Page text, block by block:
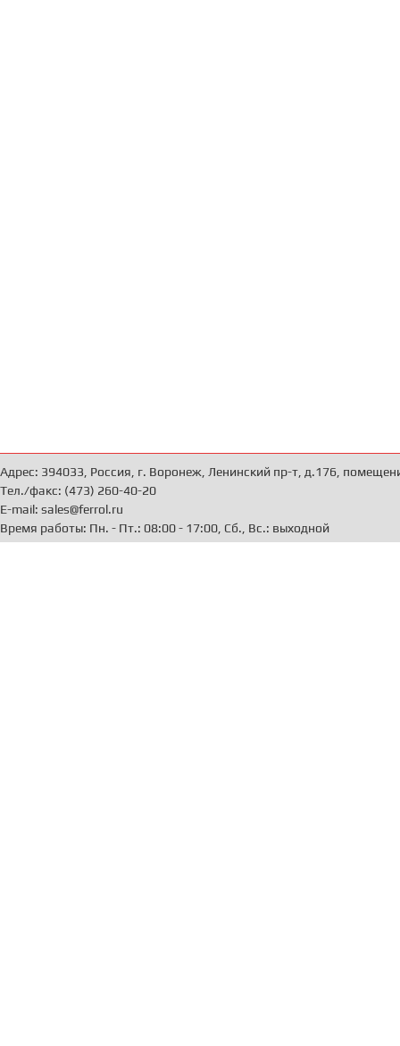
Адрес: 394033, Россия, г. Воронеж, Ленинский пр-т, д.176,
Тел./факс: (473) 260-40-20
E-mail: sales@ferrol.ru
Время работы: Пн. - Пт.: 08:00 - 17:00, Сб., Вс.: выходной